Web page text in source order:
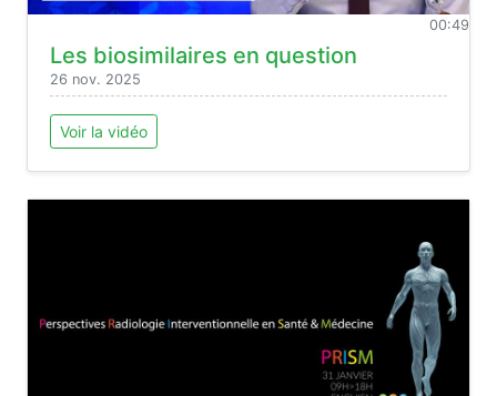
00:49
Les biosimilaires en question
26 nov. 2025
Voir la vidéo